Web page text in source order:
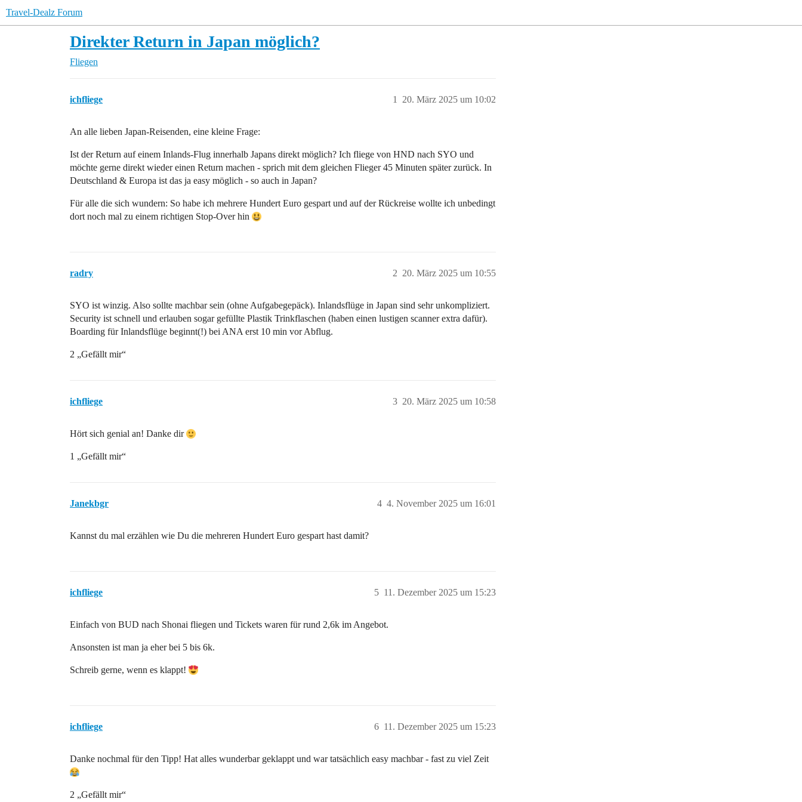
Travel-Dealz Forum
Direkter Return in Japan möglich?
Fliegen
ichfliege 20. März 2025 um 10:02
1
An alle lieben Japan-Reisenden, eine kleine Frage:
Ist der Return auf einem Inlands-Flug innerhalb Japans direkt möglich? Ich fliege von HND nach SYO und
möchte gerne direkt wieder einen Return machen - sprich mit dem gleichen Flieger 45 Minuten später zurück. In
Deutschland & Europa ist das ja easy möglich - so auch in Japan?
Für alle die sich wundern: So habe ich mehrere Hundert Euro gespart und auf der Rückreise wollte ich unbedingt
dort noch mal zu einem richtigen Stop-Over hin
radry 20. März 2025 um 10:55
2
SYO ist winzig. Also sollte machbar sein (ohne Aufgabegepäck). Inlandsflüge in Japan sind sehr unkompliziert.
Security ist schnell und erlauben sogar gefüllte Plastik Trinkflaschen (haben einen lustigen scanner extra dafür).
Boarding für Inlandsflüge beginnt(!) bei ANA erst 10 min vor Abflug.
2 „Gefällt mir“
ichfliege 20. März 2025 um 10:58
3
Hört sich genial an! Danke dir
1 „Gefällt mir“
Janekbgr 4. November 2025 um 16:01
4
Kannst du mal erzählen wie Du die mehreren Hundert Euro gespart hast damit?
ichfliege 11. Dezember 2025 um 15:23
5
Einfach von BUD nach Shonai fliegen und Tickets waren für rund 2,6k im Angebot.
Ansonsten ist man ja eher bei 5 bis 6k.
Schreib gerne, wenn es klappt!
ichfliege 11. Dezember 2025 um 15:23
6
Danke nochmal für den Tipp! Hat alles wunderbar geklappt und war tatsächlich easy machbar - fast zu viel Zeit
2 „Gefällt mir“